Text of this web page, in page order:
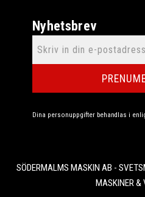
Nyhetsbrev
Dina personuppgifter behandlas i
SÖDERMALMS MASKIN AB -
MASKINER &